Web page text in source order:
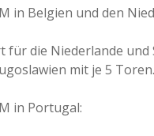
in Belgien und den
für die Niederlande und
mit je 5 Toren.
in Portugal: